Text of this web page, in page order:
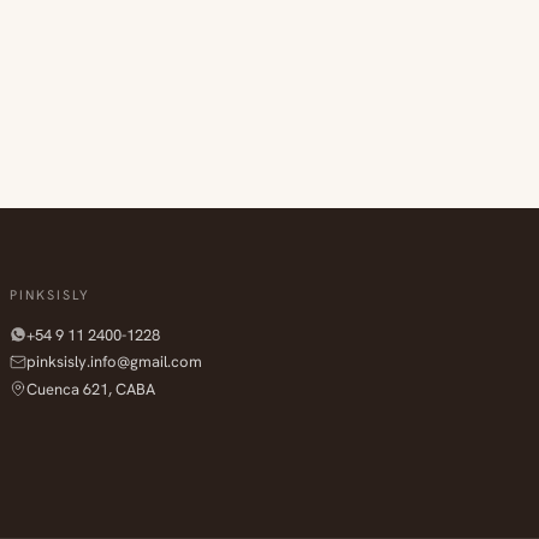
PINKSISLY
+54 9 11 2400-1228
pinksisly.info@gmail.com
Cuenca 621, CABA